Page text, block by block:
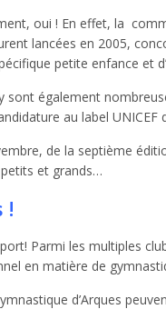
oui ! En effet, la
lancées en 2005,
petite enfance et
sont également
au label
de la septième
et grands…
!
Parmi les multiples
en matière de
d’Arques